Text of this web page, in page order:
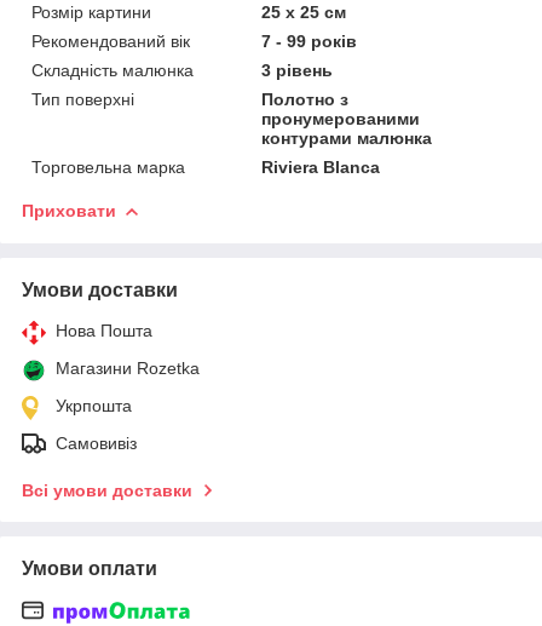
Розмір картини
25 х 25 см
Рекомендований вік
7 - 99 років
Складність малюнка
3 рівень
Тип поверхні
Полотно з
пронумерованими
контурами малюнка
Торговельна марка
Riviera Blanca
Приховати
Умови доставки
Нова Пошта
Магазини Rozetka
Укрпошта
Самовивіз
Всі умови доставки
Умови оплати